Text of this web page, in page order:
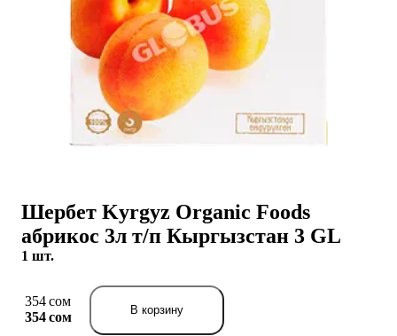
Шербет Kyrgyz Organic Foods
абрикос 3л т/п Кыргызстан 3 GL
1 шт.
354 сом
354 сом
В корзину